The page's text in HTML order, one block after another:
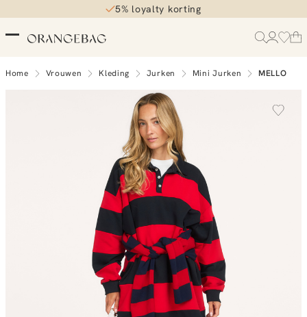
5% loyalty korting
Home Vrouwen Kleding Jurken Mini Jurken MELLO